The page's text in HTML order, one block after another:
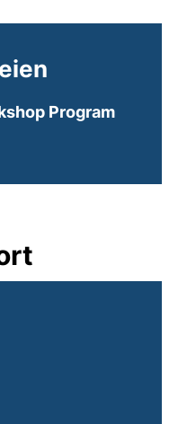
Program